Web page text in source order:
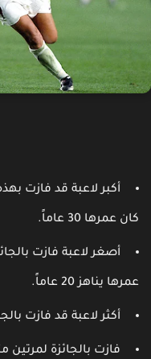
عمرها 30 عاماً.
يناهز 20 عاماً.
أكثر لاعبة قد فازت
فازت بالجائزة لمرتين